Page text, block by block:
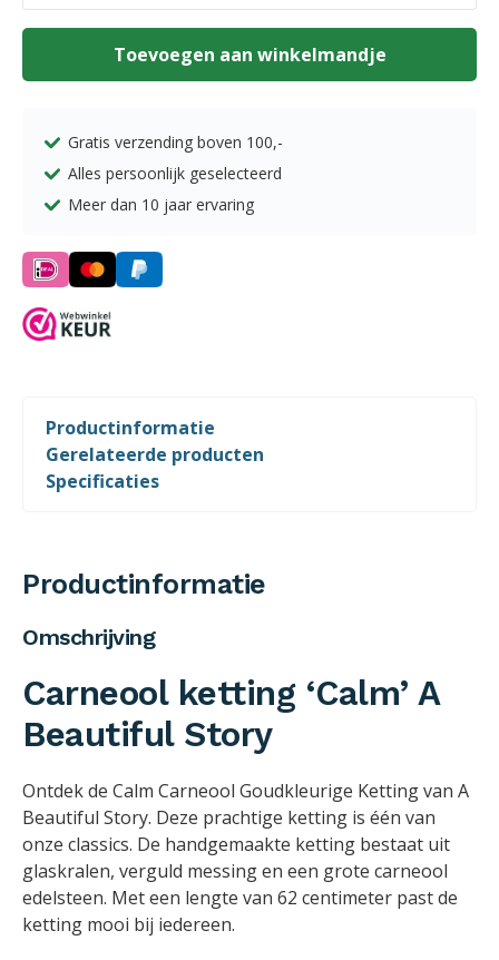
A
aantal
Toevoegen aan winkelmandje
Gratis verzending boven 100,-
Alles persoonlijk geselecteerd
Meer dan 10 jaar ervaring
Productinformatie
Gerelateerde producten
Specificaties
Productinformatie
Omschrijving
Carneool ketting ‘Calm’ A
Beautiful Story
Ontdek de Calm Carneool Goudkleurige Ketting van A
Beautiful Story. Deze prachtige ketting is één van
onze classics. De handgemaakte ketting bestaat uit
glaskralen, verguld messing en een grote carneool
edelsteen. Met een lengte van 62 centimeter past de
ketting mooi bij iedereen.